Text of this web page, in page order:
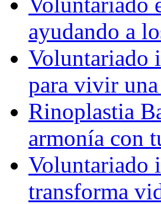
ayudando a
Voluntariado
para vivir
Rinoplastia
armonía con
Voluntariado
transforma